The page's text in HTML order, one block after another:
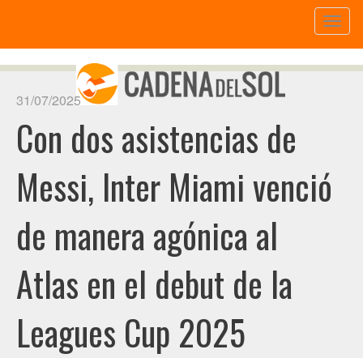
31/07/2025
Con dos asistencias de
Messi, Inter Miami venció
de manera agónica al
Atlas en el debut de la
Leagues Cup 2025